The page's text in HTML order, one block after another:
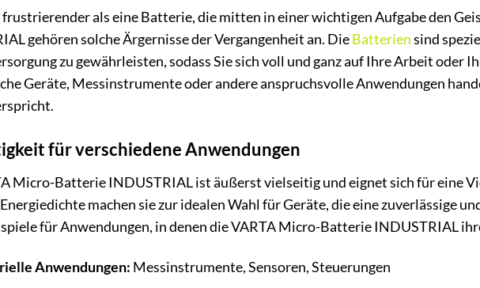
als eine Batterie, die mitten in einer wichtigen Aufgabe den
gehören solche Ärgernisse der Vergangenheit an. DieBatteriensind
zu gewährleisten, sodass Sie sich voll und ganz auf Ihre Arbeit oder
Geräte, Messinstrumente oder andere anspruchsvolle Anwendungen
für verschiedene Anwendungen
Micro-Batterie INDUSTRIAL ist äußerst vielseitig und eignet sich für eine
machen sie zur idealen Wahl für Geräte, die eine zuverlässige
für Anwendungen, in denen die VARTA Micro-Batterie INDUSTRIAL
Anwendungen: Messinstrumente, Sensoren, Steuerungen